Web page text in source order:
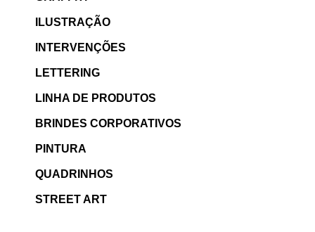
ILUSTRAÇÃO
INTERVENÇÕES
LETTERING
LINHA DE PRODUTOS
BRINDES CORPORATIVOS
PINTURA
QUADRINHOS
STREET ART